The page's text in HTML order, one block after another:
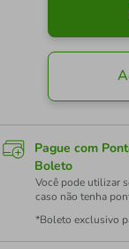
Pague com
Boleto
Você pode utilizar
caso não tenha
*Boleto exclusivo